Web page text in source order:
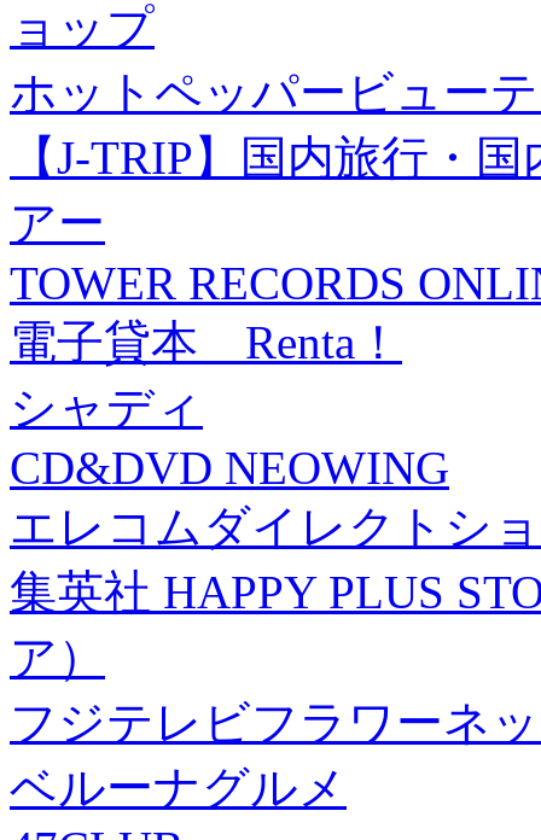
ョップ
ホットペッパービュー
【J-TRIP】国内旅行・
アー
TOWER RECORDS
電子貸本 Renta！
シャディ
CD&DVD NEOWING
エレコムダイレクトシ
集英社 HAPPY PLUS
ア）
フジテレビフラワーネ
ベルーナグルメ